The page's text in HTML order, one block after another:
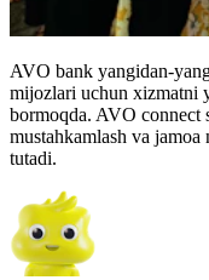
AVO bank yangidan-
mijozlari uchun xizmatni
bormoqda. AVO
mustahkamlash va
tutadi.